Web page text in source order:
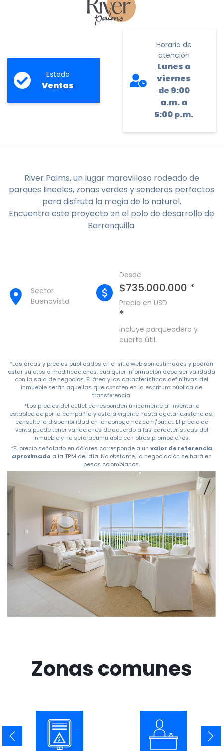
Estado
Ventas
Horario de
atención
Lunes a
viernes
de 9:00
a.m. a
5:00 p.m.
River Palms, un lugar maravilloso rodeado de
parques lineales, zonas verdes y senderos perfectos
para disfruta la magia de lo natural.
Encuentra este proyecto en el polo de desarrollo de
Barranquilla.
Sector
Buenavista
Desde
$735.000.000 *
Precio en USD
*
Incluye parqueadero y
cuarto útil.
*Las áreas y precios publicados en el sitio web son estimados y podrán
estar sujetos a modificaciones, cualquier información debe ser validada
con la sala de negocios. El área y las características definitivas del
inmueble serán aquellas que consten en la escritura pública de
transferencia.
*Los precios del outlet corresponden únicamente al inventario
establecido por la compañía y estará vigente hasta agotar existencias;
consulte la disponibilidad en londonogomez.com/outlet. El precio de
venta puede tener variaciones de acuerdo a las características del
inmueble y no será acumulable con otras promociones.
*El precio señalado en dólares corresponde a un valor de referencia
aproximado a la TRM del día. No obstante, la negociación se hará en
pesos colombianos.
Zonas comunes